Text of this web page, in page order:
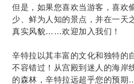
但是，如果您喜欢当游客，喜欢
少、鲜为人知的景点，并在一天
真实风貌……欢迎加入我们！
辛特拉以其丰富的文化和独特的
不容错过！从宫殿到迷人的海岸
的森林，辛特拉远超乎您的预